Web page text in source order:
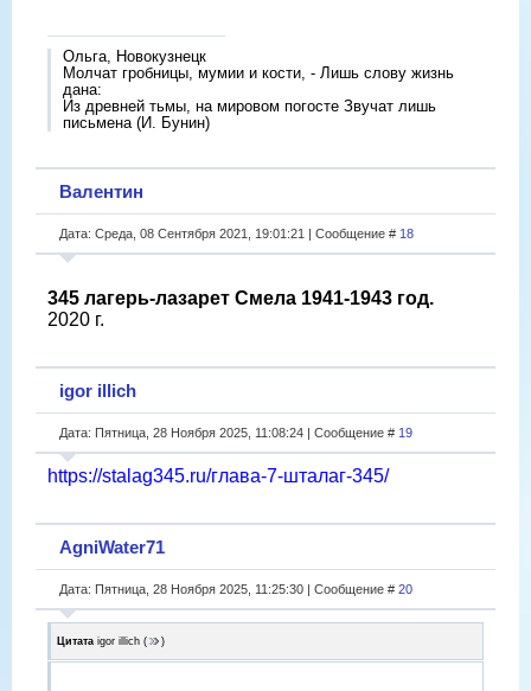
Ольга, Новокузнецк
Молчат гробницы, мумии и кости, - Лишь слову жизнь
дана:
Из древней тьмы, на мировом погосте Звучат лишь
письмена (И. Бунин)
Валентин
Дата: Среда, 08 Сентября 2021, 19:01:21 | Сообщение # 18
345 лагерь-лазарет Смела 1941-1943 год.
2020 г.
igor illich
Дата: Пятница, 28 Ноября 2025, 11:08:24 | Сообщение # 19
https://stalag345.ru/глава-7-шталаг-345/
AgniWater71
Дата: Пятница, 28 Ноября 2025, 11:25:30 | Сообщение # 20
Цитата igor illich ( )